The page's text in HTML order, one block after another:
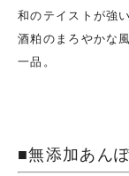
和のテイストが強
酒粕のまろやかな
一品。
■無添加あん